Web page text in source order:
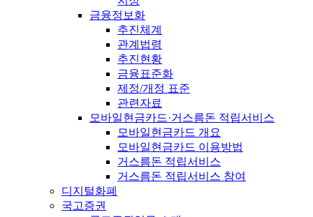
금융정보화
추진체계
관계법령
추진현황
금융표준화
제정/개정 표준
관련자료
모바일현금카드·거스름돈 적립서비스
모바일현금카드 개요
모바일현금카드 이용방법
거스름돈 적립서비스
거스름돈 적립서비스 참여
디지털화폐
국고증권